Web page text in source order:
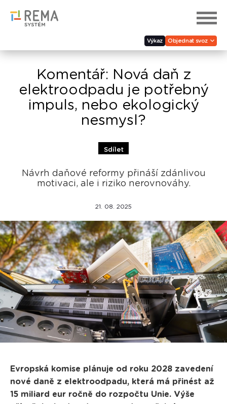
Výkaz Objednat svoz
Komentář: Nová daň z
elektroodpadu je potřebný
impuls, nebo ekologický
nesmysl?
Sdílet
Návrh daňové reformy přináší zdánlivou
motivaci, ale i riziko nerovnováhy.
21. 08. 2025
Evropská komise plánuje od roku 2028 zavedení
nové daně z elektroodpadu, která má přinést až
15 miliard eur ročně do rozpočtu Unie. Výše